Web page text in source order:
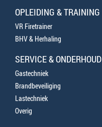
OPLEIDING & TRAINING
VR Firetrainer
BHV & Herhaling
SERVICE & ONDERHOUD
Gastechniek
Brandbeveiliging
Lastechniek
Overig